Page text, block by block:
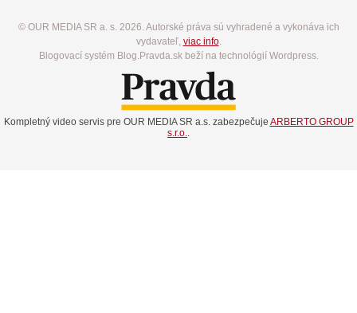
© OUR MEDIA SR a. s. 2026. Autorské práva sú vyhradené a vykonáva ich
vydavateľ, viac info.
Blogovací systém Blog.Pravda.sk beží na technológií Wordpress.
Kompletný video servis pre OUR MEDIA SR a.s. zabezpečuje ARBERTO GROUP
s.r.o..